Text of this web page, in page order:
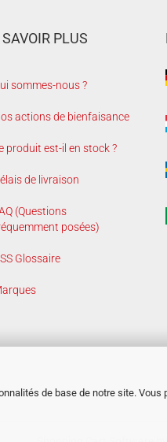
de base de notre site. Vous
PLUS
sommes-nous ?
actions de bienfaisance
produit est-il en stock ?
de livraison
(Questions
posées)
Glossaire